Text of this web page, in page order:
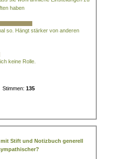
haben
so. Hängt stärker von anderen
keine Rolle.
Stimmen: 135
mit Stift und Notizbuch generell